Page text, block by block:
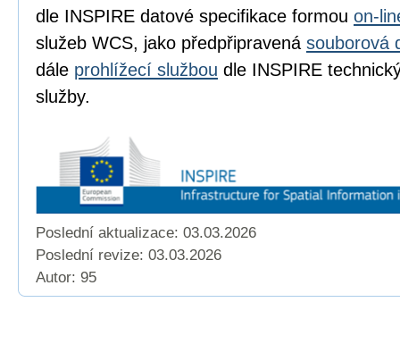
dle INSPIRE datové specifikace formou on-
služeb WCS, jako předpřipravená souborová
dále prohlížecí službou dle INSPIRE
služby.
Poslední aktualizace: 03.03.2026
Poslední revize: 03.03.2026
Autor: 95